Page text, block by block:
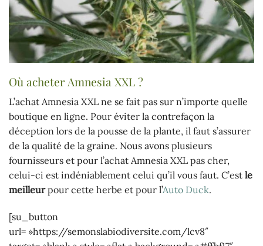
Où acheter Amnesia XXL ?
L’achat Amnesia XXL ne se fait pas sur n’importe quelle
boutique en ligne. Pour éviter la contrefaçon la
déception lors de la pousse de la plante, il faut s’assurer
de la qualité de la graine. Nous avons plusieurs
fournisseurs et pour l’achat Amnesia XXL pas cher,
celui-ci est indéniablement celui qu’il vous faut. C’est le
meilleurpour cette herbe et pour l’Auto Duck.
[su_button
url= »https://semonslabiodiversite.com/lcv8″